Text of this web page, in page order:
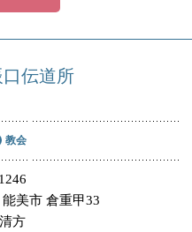
伝道所
教会
美市 倉重甲33
方